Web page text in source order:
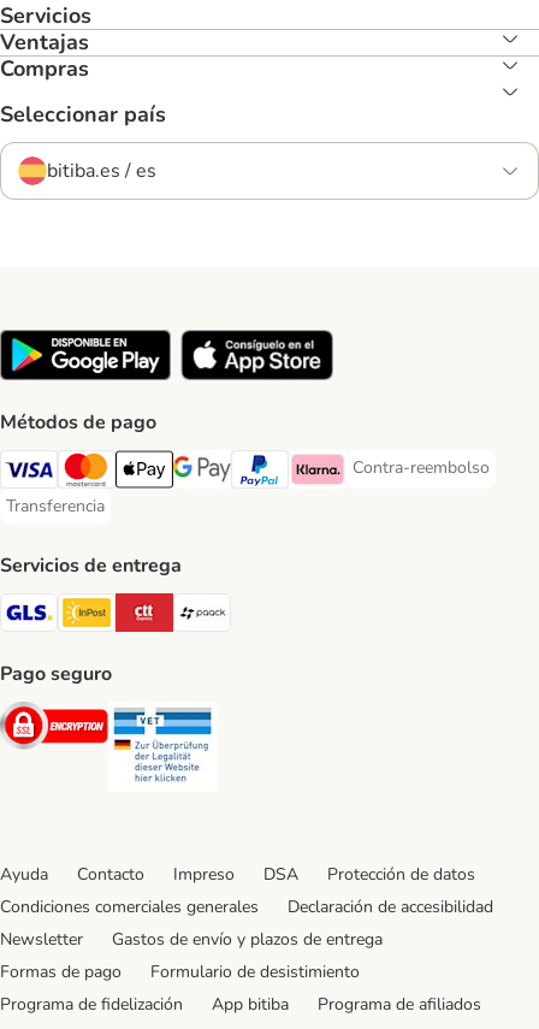
Servicios
Ventajas
Compras
Seleccionar país
bitiba.es / es
Métodos de pago
Visa Payment Method
Mastercard Payment Method
Apple Pay Payment Method
Google Pay Payment Method
PayPal Payment Method
Klarna Payment Method
Contra-reembolso
Contra-reembolso
Transferencia
Transferencia Payment Method
Servicios de entrega
GLS Shipping Method
InPost Shipping Method
CTTExpress Shipping Method
paack Shipping Method
Pago seguro
Security
Ayuda Contacto Impreso DSA
Protección de datos
Condiciones comerciales generales
Declaración de accesibilidad
Newsletter
Gastos de envío y plazos de entrega
Formas de pago
Formulario de desistimiento
Programa de fidelización
App bitiba
Programa de afiliados